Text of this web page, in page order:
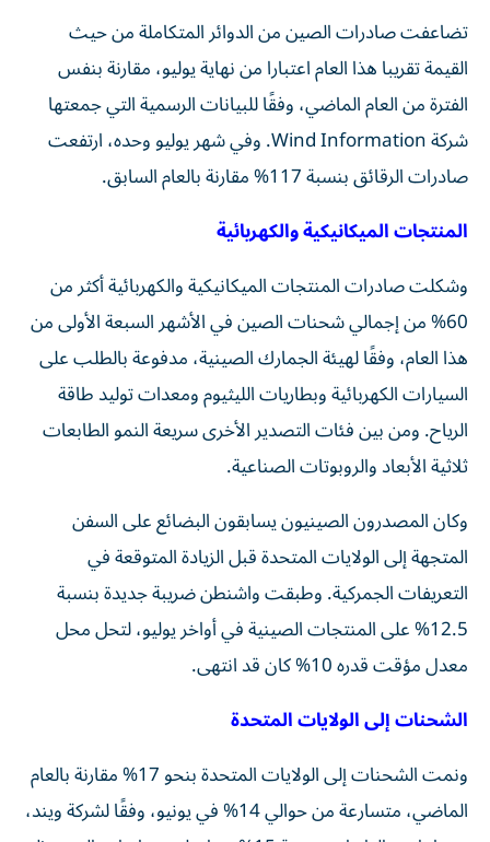
تضاعفت صادرات الصين من الدوائر المتكاملة من حيث
القيمة تقريبا هذا العام اعتبارا من نهاية يوليو، مقارنة بنفس
الفترة من العام الماضي، وفقًا للبيانات الرسمية التي جمعتها
شركة Wind Information. وفي شهر يوليو وحده، ارتفعت
صادرات الرقائق بنسبة 117% مقارنة بالعام السابق.
المنتجات الميكانيكية والكهربائية
وشكلت صادرات المنتجات الميكانيكية والكهربائية أكثر من
60% من إجمالي شحنات الصين في الأشهر السبعة الأولى من
هذا العام، وفقًا لهيئة الجمارك الصينية، مدفوعة بالطلب على
السيارات الكهربائية وبطاريات الليثيوم ومعدات توليد طاقة
الرياح. ومن بين فئات التصدير الأخرى سريعة النمو الطابعات
ثلاثية الأبعاد والروبوتات الصناعية.
وكان المصدرون الصينيون يسابقون البضائع على السفن
المتجهة إلى الولايات المتحدة قبل الزيادة المتوقعة في
التعريفات الجمركية. وطبقت واشنطن ضريبة جديدة بنسبة
12.5% على المنتجات الصينية في أواخر يوليو، لتحل محل
معدل مؤقت قدره 10% كان قد انتهى.
الشحنات إلى الولايات المتحدة
ونمت الشحنات إلى الولايات المتحدة بنحو 17% مقارنة بالعام
الماضي، متسارعة من حوالي 14% في يونيو، وفقًا لشركة ويند،